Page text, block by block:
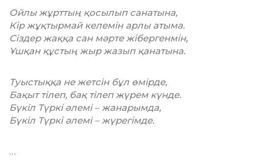
Ойлы жұрттың қосылып санатына,
Кір жұқтырмай келемін арлы атыма.
Сіздер жаққа сан мәрте жібергенмін,
Ұшқан құстың жыр жазып қанатына.
Туыстыққа не жетсін бұл өмірде,
Бақыт тілеп, бақ тілеп жүрем күнде.
Бүкіл Түркі әлемі – жанарымда,
Бүкіл Түркі әлемі – жүрегімде.
…